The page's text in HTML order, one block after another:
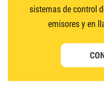
sistemas de control
emisores y en